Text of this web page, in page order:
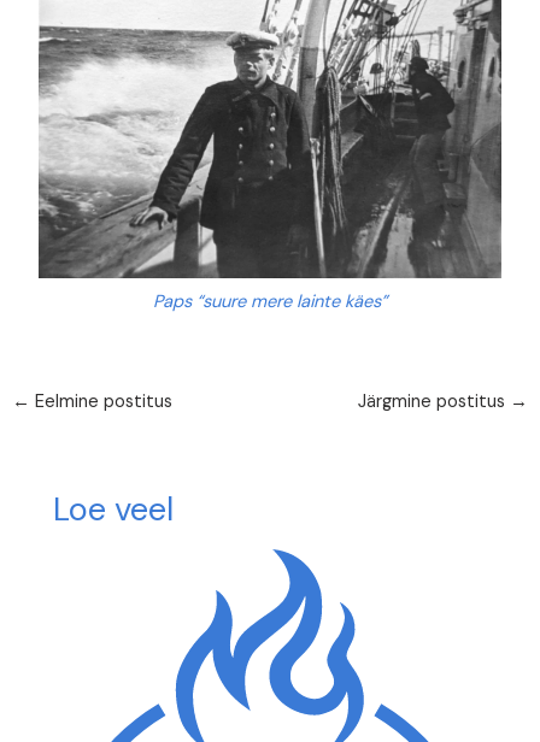
Paps “suure mere lainte käes”
← Eelmine postitus Järgmine postitus →
Loe veel